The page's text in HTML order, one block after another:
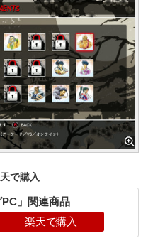
で購入
PC」関連商品
楽天で購入